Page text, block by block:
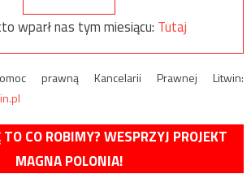
wparł nas tym miesiącu: Tutaj
prawną Kancelarii Prawnej Litwin:
CO ROBIMY? WESPRZYJ PROJEKT
MAGNA POLONIA!